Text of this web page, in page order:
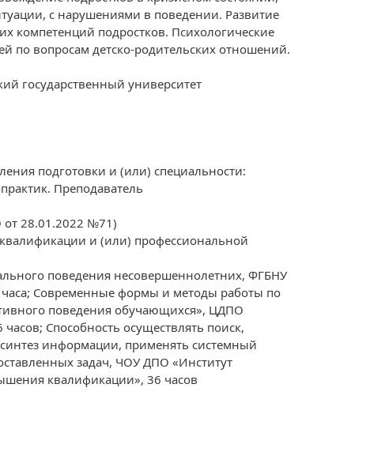
с нарушениями в поведении. Развитие
компетенций подростков. Психологические
по вопросам детско-родительских отношений.
государственный университет
подготовки и (или) специальности:
Преподаватель
28.01.2022 №71)
и (или) профессиональной
поведения несовершеннолетних, ФГБНУ
Современные формы и методы работы по
поведения обучающихся», ЦДПО
часов; Способность осуществлять поиск,
информации, применять системный
задач, ЧОУ ДПО «Институт
квалификации», 36 часов